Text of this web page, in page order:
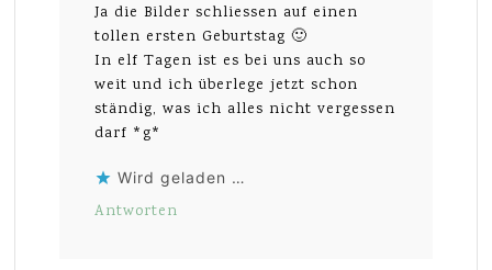
Ja die Bilder schliessen auf einen
tollen ersten Geburtstag 🙂
In elf Tagen ist es bei uns auch so
weit und ich überlege jetzt schon
ständig, was ich alles nicht vergessen
darf *g*
Wird geladen …
Antworten